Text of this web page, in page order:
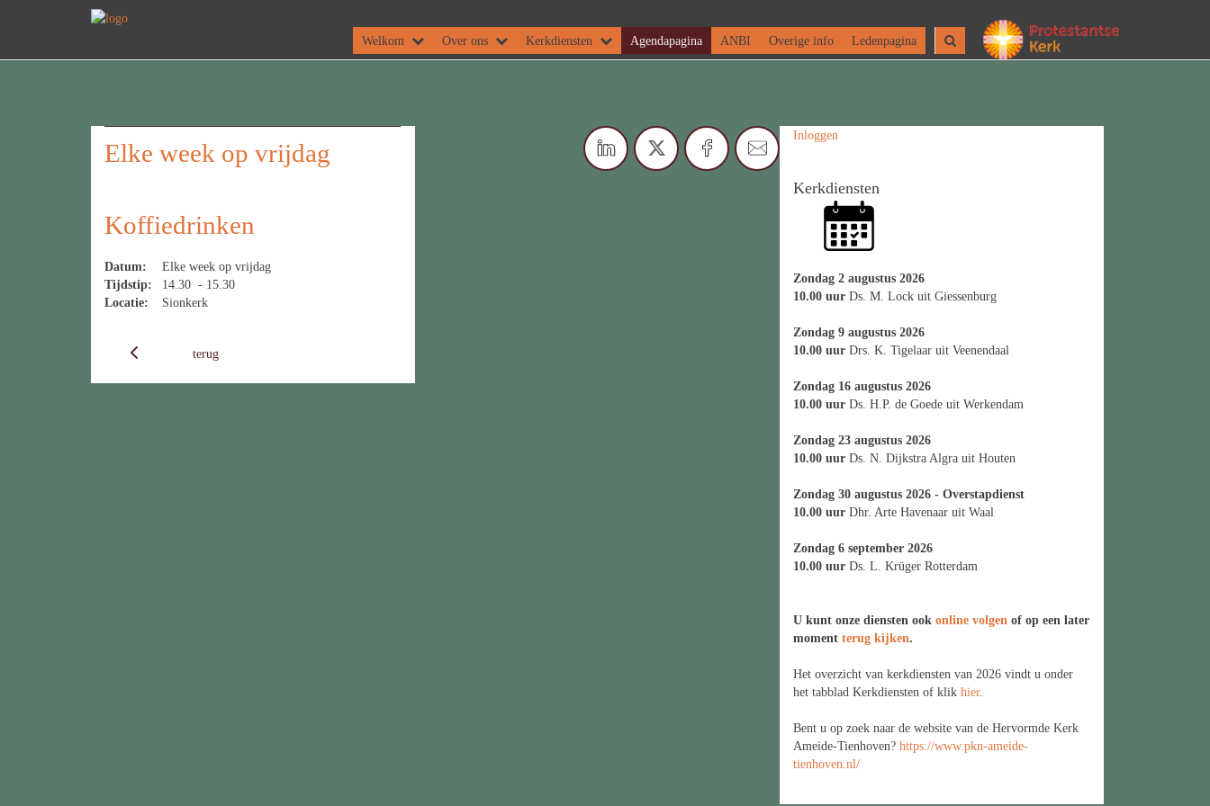
Welkom Over ons Kerkdiensten Agendapagina ANBI Overige info Ledenpagina
Elke week op vrijdag
Koffiedrinken
Datum:
Elke week op vrijdag
Tijdstip:
14.30 - 15.30
Locatie:
Sionkerk
terug
Inloggen
Kerkdiensten
Zondag 2 augustus 2026
10.00 uur Ds. M. Lock uit Giessenburg
Zondag 9 augustus 2026
10.00 uur Drs. K. Tigelaar uit Veenendaal
Zondag 16 augustus 2026
10.00 uur Ds. H.P. de Goede uit Werkendam
Zondag 23 augustus 2026
10.00 uur Ds. N. Dijkstra Algra uit Houten
Zondag 30 augustus 2026 - Overstapdienst
10.00 uur Dhr. Arte Havenaar uit Waal
Zondag 6 september 2026
10.00 uur Ds. L. Krüger Rotterdam
U kunt onze diensten ookonline volgen of op een later
momentterug kijken.
Het overzicht van kerkdiensten van 2026 vindt u onder
het tabblad Kerkdiensten of klikhier.
Bent u op zoek naar de website van de Hervormde Kerk
Ameide-Tienhoven?https://www.pkn-ameide-
tienhoven.nl/